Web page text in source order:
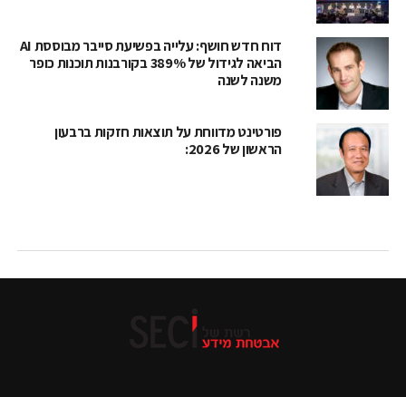
דוח חדש חושף: עלייה בפשיעת סייבר מבוססת AI
הביאה לגידול של 389% בקורבנות תוכנות כופר
משנה לשנה
פורטינט מדווחת על תוצאות חזקות ברבעון
הראשון של 2026: